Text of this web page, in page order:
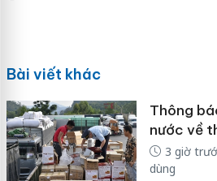
Bài viết khác
Thông
nước về
3 giờ
dùng